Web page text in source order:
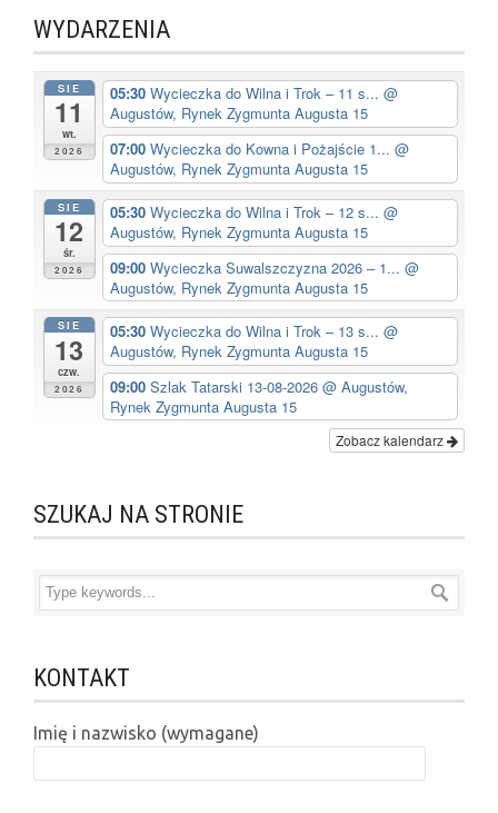
WYDARZENIA
SIE
11
wt.
2026
05:30 Wycieczka do Wilna i Trok – 11 s... @
Augustów, Rynek Zygmunta Augusta 15
07:00 Wycieczka do Kowna i Pożajście 1... @
Augustów, Rynek Zygmunta Augusta 15
SIE
12
śr.
2026
05:30 Wycieczka do Wilna i Trok – 12 s... @
Augustów, Rynek Zygmunta Augusta 15
09:00 Wycieczka Suwalszczyzna 2026 – 1... @
Augustów, Rynek Zygmunta Augusta 15
SIE
13
czw.
2026
05:30 Wycieczka do Wilna i Trok – 13 s... @
Augustów, Rynek Zygmunta Augusta 15
09:00 Szlak Tatarski 13-08-2026 @ Augustów,
Rynek Zygmunta Augusta 15
Zobacz kalendarz
SZUKAJ NA STRONIE
KONTAKT
Imię i nazwisko (wymagane)